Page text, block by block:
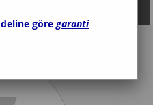
göregaranti